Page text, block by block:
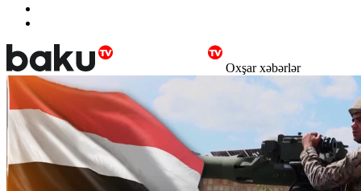
Oxşar xəbərlər